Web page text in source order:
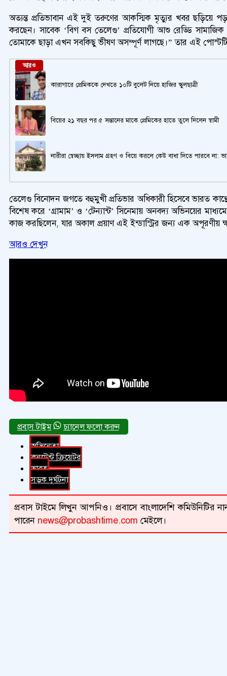
অত্যন্ত প্রতিভাবান এই দুই তরুণের আকস্মিক মৃত্যুর খবর ছড়িয়ে
করছেন। সাবেক ‘বিগ বস তেলেগু’ প্রতিযোগী আশু রেড্ডি
তোমাকে ছাড়া এখন সবকিছু ভীষণ অসম্পূর্ণ লাগছে।” তার এই
আরও
কারাগারে প্রেমিককে দেখতে ১০টি বুলেট নিয়ে হাজির স্কুলছাত্রী
বিয়ের ২১ বছর পর ৫ সন্তানের মাকে প্রেমিকের হাতে তুলে দিলেন স্বামী
নারীরা স্বেচ্ছায় ইসলাম গ্রহণ ও বিয়ে করলে কেউ বাধা দিতে পারবে না:
তেলেগু বিনোদন জগতে বহুমুখী প্রতিভার অধিকারী হিসেবে ভারত
বিশেষ করে ‘গ্রামাম’ ও ‘টেন্যান্ট’ সিনেমায় অনবদ্য অভিনয়ের
কাজ করছিলেন, যার অকাল প্রয়াণ এই ইন্ডাস্ট্রির জন্য এক অপূরণীয়
আরও দেখুন
চ্যানেল ফলো করুন
অভিনেতা
কনটেন্ট ক্রিয়েটর
ভারত
সড়ক দুর্ঘটনা
প্রবাস টাইমে লিখুন আপনিও। প্রবাসে বাংলাদেশি কমিউনিটির
পারেন news@probashtime.com মেইলে।